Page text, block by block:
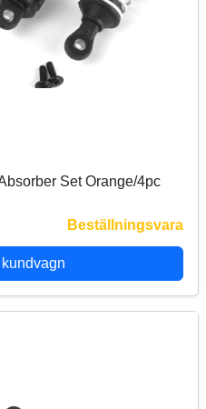
Set Orange/4pc
Beställningsvara
kundvagn